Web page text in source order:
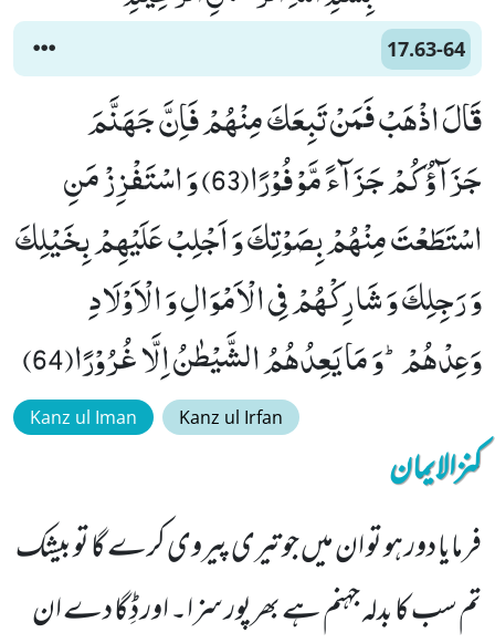
17.63-64
قَالَ اذْهَبْ فَمَنْ تَبِعَكَ مِنْهُمْ فَاِنَّ جَهَنَّمَ
جَزَآؤُكُمْ جَزَآءً مَّوْفُوْرًا(63) وَ اسْتَفْزِزْ مَنِ
اسْتَطَعْتَ مِنْهُمْ بِصَوْتِكَ وَ اَجْلِبْ عَلَیْهِمْ بِخَیْلِكَ
وَ رَجِلِكَ وَ شَارِكْهُمْ فِی الْاَمْوَالِ وَ الْاَوْلَادِ
وَعِدْهُمْؕ-وَ مَا یَعِدُهُمُ الشَّیْطٰنُ اِلَّا غُرُوْرًا(64)
Kanz ul Iman Kanz ul Irfan
کنزالایمان
فرمایا دور ہو تو ان میں جو تیری پیروی کرے گا تو بیشک
تم سب کا بدلہ جہنم ہے بھرپور سزا۔ اور ڈِگا دے ان